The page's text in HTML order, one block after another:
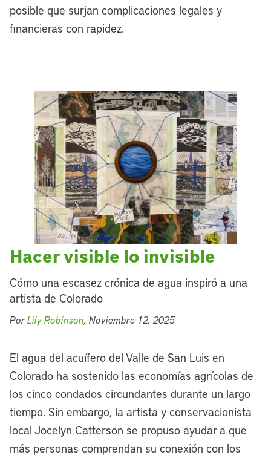
posible que surjan complicaciones legales y
financieras con rapidez.
Hacer visible lo invisible
Cómo una escasez crónica de agua inspiró a una
artista de Colorado
PorLily Robinson, Noviembre 12, 2025
El agua del acuífero del Valle de San Luis en
Colorado ha sostenido las economías agrícolas de
los cinco condados circundantes durante un largo
tiempo. Sin embargo, la artista y conservacionista
local Jocelyn Catterson se propuso ayudar a que
más personas comprendan su conexión con los